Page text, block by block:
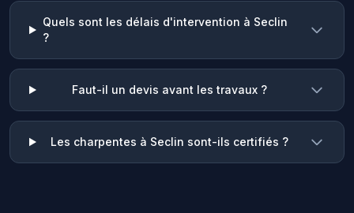
Quels sont les délais d'intervention à Seclin
?
Faut-il un devis avant les travaux ?
Les charpentes à Seclin sont-ils certifiés ?